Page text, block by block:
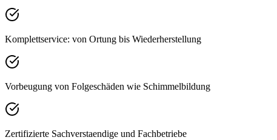
Komplettservice: von Ortung bis Wiederherstellung
Vorbeugung von Folgeschäden wie Schimmelbildung
Zertifizierte Sachverstaendige und Fachbetriebe